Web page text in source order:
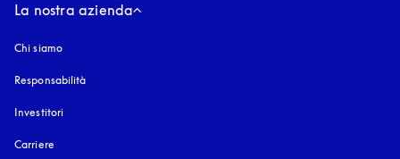
La nostra azienda
Chi siamo
Responsabilità
Investitori
Carriere